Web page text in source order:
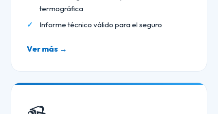
termográfica
Informe técnico válido para el seguro
Ver más →